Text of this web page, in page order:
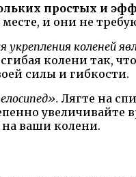
простых и
и они не
коленей
колени так,
силы и гибкости.
Лягте на
увеличивайте
на ваши колени.